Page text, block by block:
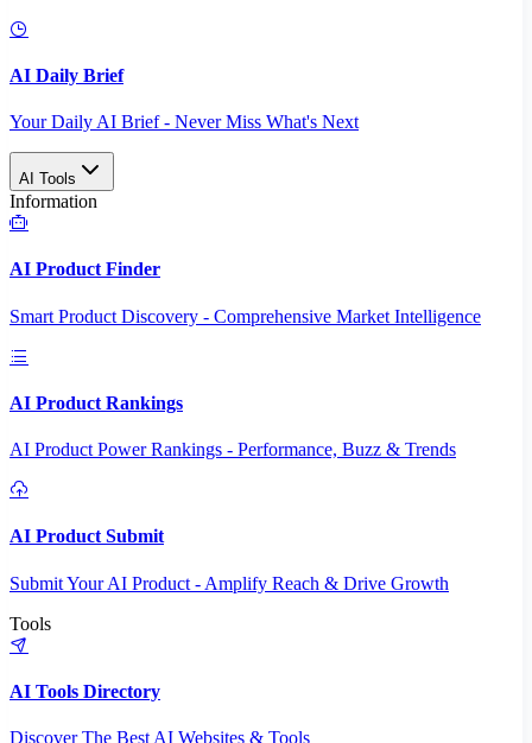
AI Daily Brief
Your Daily AI Brief - Never Miss What's Next
AI Tools
Information
AI Product Finder
Smart Product Discovery - Comprehensive Market Intelligence
AI Product Rankings
AI Product Power Rankings - Performance, Buzz & Trends
AI Product Submit
Submit Your AI Product - Amplify Reach & Drive Growth
Tools
AI Tools Directory
Discover The Best AI Websites & Tools